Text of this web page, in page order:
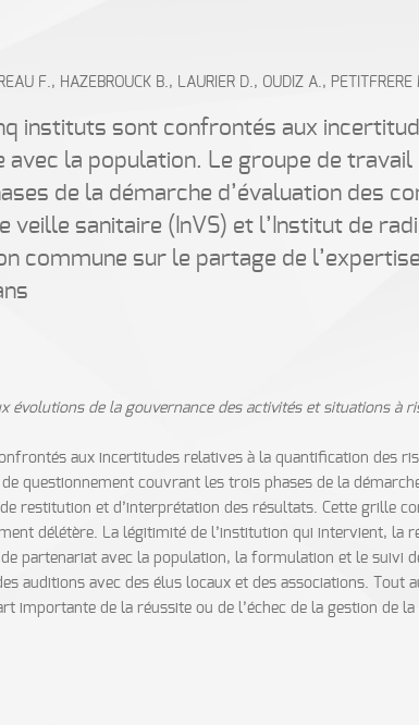
F., HAZEBROUCK B., LAURIER D., OUDIZ A., PETITFRERE
instituts sont confrontés aux
la population. Le groupe de travail
de la démarche d’évaluation des
veille sanitaire (InVS) et l’Institut de
commune sur le partage de
évolutions de la gouvernance des activités et situations à
aux incertitudes relatives à la quantification des
questionnement couvrant les trois phases de la
restitution et d’interprétation des résultats. Cette grille
délétère. La légitimité de l’institution qui intervient, la
partenariat avec la population, la formulation et le
auditions avec des élus locaux et des associations. Tout
importante de la réussite ou de l’échec de la gestion de la